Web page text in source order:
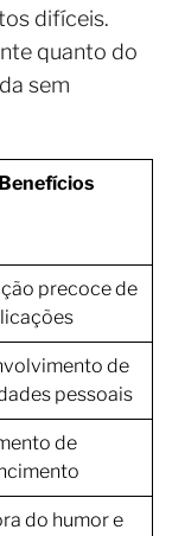
difíceis.
quanto do
sem
Benefícios
precoce de
de
pessoais
de
do humor e